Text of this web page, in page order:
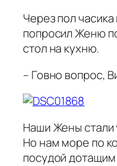
Через пол
попросил Женю
стол на кухню.
– Говно вопрос,
Наши Жены стали
Но нам море по
посудой